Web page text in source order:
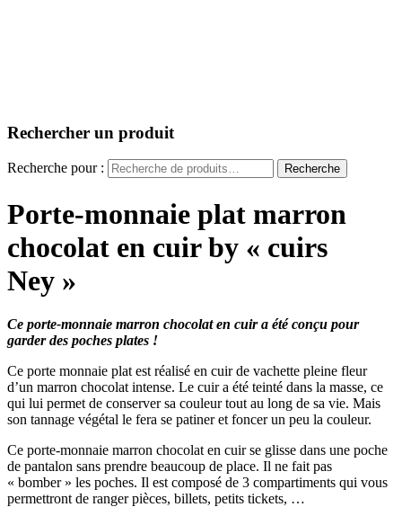
Rechercher un produit
Recherche pour : Recherche
Porte-monnaie plat marron
chocolat en cuir by « cuirs
Ney »
Ce porte-monnaie marron chocolat en cuir a été conçu pour
garder des poches plates !
Ce porte monnaie plat est réalisé en cuir de vachette pleine fleur
d’un marron chocolat intense. Le cuir a été teinté dans la masse, ce
qui lui permet de conserver sa couleur tout au long de sa vie. Mais
son tannage végétal le fera se patiner et foncer un peu la couleur.
Ce porte-monnaie marron chocolat en cuir se glisse dans une poche
de pantalon sans prendre beaucoup de place. Il ne fait pas
« bomber » les poches. Il est composé de 3 compartiments qui vous
permettront de ranger pièces, billets, petits tickets, …